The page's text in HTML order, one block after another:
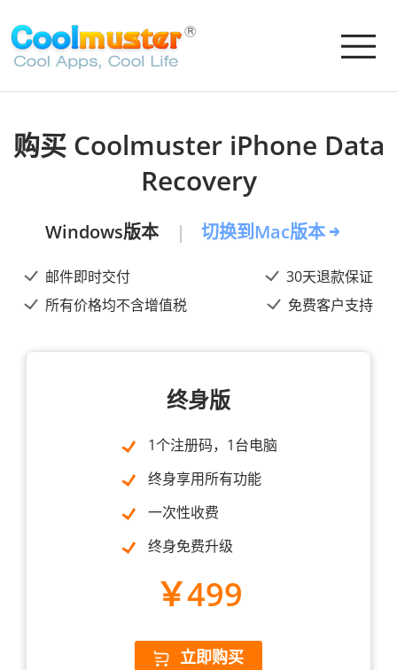
购买 Coolmuster iPhone Data
Recovery
Windows版本 切换到Mac版本
邮件即时交付
30天退款保证
所有价格均不含增值税
免费客户支持
终身版
1个注册码，1台电脑
终身享用所有功能
一次性收费
终身免费升级
￥499
立即购买